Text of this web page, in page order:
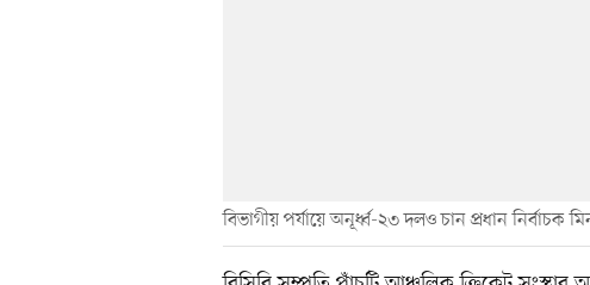
বিভাগীয় পর্যায়ে অনূর্ধ্ব-২৩ দলও চান প্রধান নির্বাচক